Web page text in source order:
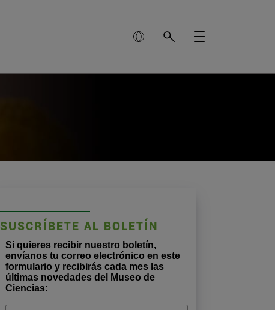
SUSCRÍBETE AL BOLETÍN
Si quieres recibir nuestro boletín,
envíanos tu correo electrónico en este
formulario y recibirás cada mes las
últimas novedades del Museo de
Ciencias: